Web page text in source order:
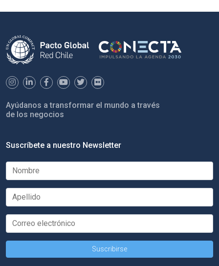
Ayúdanos a transformar el mundo a través
de los negocios
Suscríbete a nuestro Newsletter